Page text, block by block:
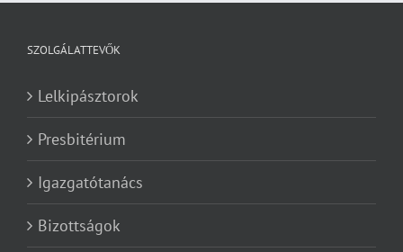
SZOLGÁLATTEVŐK
Lelkipásztorok
Presbitérium
Igazgatótanács
Bizottságok